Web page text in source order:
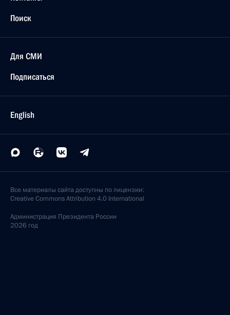
Поиск
Для СМИ
Подписаться
English
Все материалы сайта доступны по лицензии:
Creative Commons Attribution 4.0 International
Администрация Президента России
2026 год